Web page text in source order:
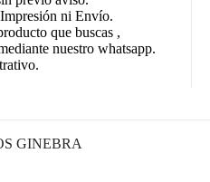
ni Envío.
que buscas ,
nuestro whatsapp.
GINEBRA